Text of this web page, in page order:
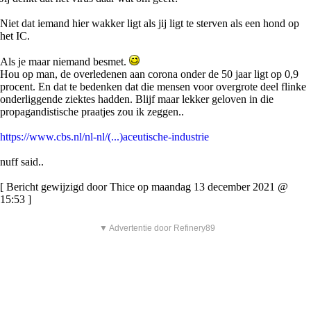
Niet dat iemand hier wakker ligt als jij ligt te sterven als een hond op
het IC.
Als je maar niemand besmet.
Hou op man, de overledenen aan corona onder de 50 jaar ligt op 0,9
procent. En dat te bedenken dat die mensen voor overgrote deel flinke
onderliggende ziektes hadden. Blijf maar lekker geloven in die
propagandistische praatjes zou ik zeggen..
https://www.cbs.nl/nl-nl/(...)aceutische-industrie
nuff said..
[ Bericht gewijzigd door Thice op maandag 13 december 2021 @
15:53 ]
▼ Advertentie door Refinery89